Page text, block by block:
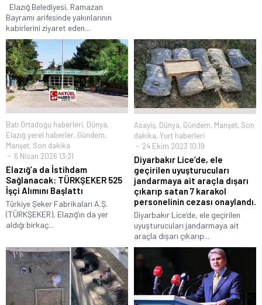
Elazığ Belediyesi, Ramazan
Bayramı arifesinde yakınlarının
kabirlerini ziyaret eden...
Batı Ortadoğu haberleri, Dünya,
Elazığ yerel haberler, Gündem,
Manşet, Son dakika
6 Nisan 2026 13:31
Elazığ’a da İstihdam
Sağlanacak: TÜRKŞEKER 525
İşçi Alımını Başlattı
Türkiye Şeker Fabrikaları A.Ş.
(TÜRKŞEKER), Elazığ’ın da yer
aldığı birkaç...
Asayiş, Dünya, Gündem, Manşet, Son
dakika, Yurt haberleri
24 Ekim 2023 10:19
Diyarbakır Lice’de, ele
geçirilen uyuşturucuları
jandarmaya ait araçla dışarı
çıkarıp satan 7 karakol
personelinin cezası onaylandı.
Diyarbakır Lice’de, ele geçirilen
uyuşturucuları jandarmaya ait
araçla dışarı çıkarıp...